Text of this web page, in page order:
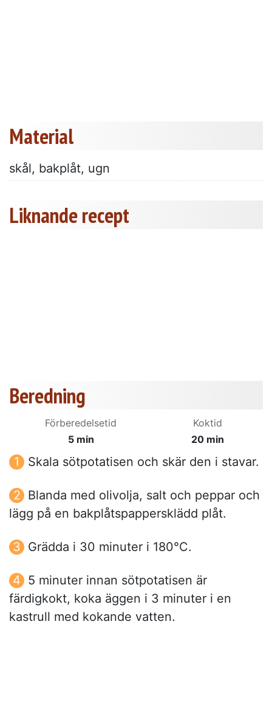
Material
skål, bakplåt, ugn
Liknande recept
Beredning
Förberedelsetid
5 min
Koktid
20 min
Skala sötpotatisen och skär den i stavar.
Blanda med olivolja, salt och peppar och
lägg på en bakplåtspappersklädd plåt.
Grädda i 30 minuter i 180°C.
5 minuter innan sötpotatisen är
färdigkokt, koka äggen i 3 minuter i en
kastrull med kokande vatten.